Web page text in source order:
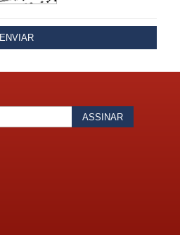
ENVIAR
ASSINAR